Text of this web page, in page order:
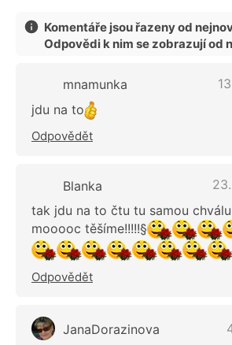
Komentáře jsou řazeny od
Odpovědi k nim se zobrazují od
mnamunka
jdu na to
Odpovědět
Blanka
tak jdu na to čtu tu samou
mooooc těšíme!!!!!§
Odpovědět
JanaDorazinova